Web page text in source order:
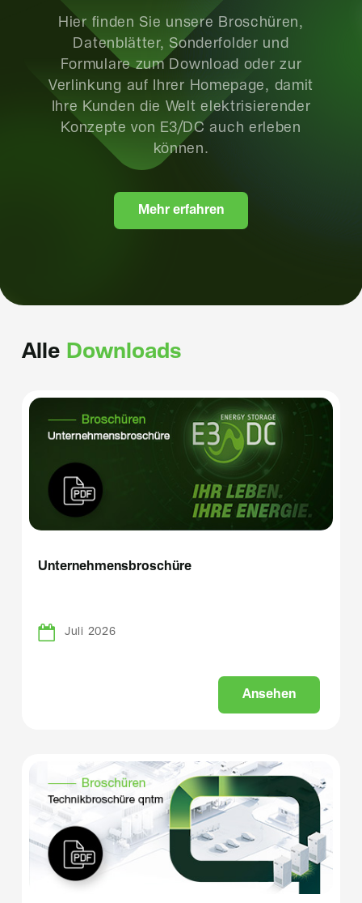
Hier finden Sie unsere Broschüren,
Datenblätter, Sonderfolder und
Formulare zum Download oder zur
Verlinkung auf Ihrer Homepage, damit
Ihre Kunden die Welt elektrisierender
Konzepte von E3/DC auch erleben
können.
Mehr erfahren
Alle Downloads
Unternehmensbroschüre
Juli 2026
Ansehen